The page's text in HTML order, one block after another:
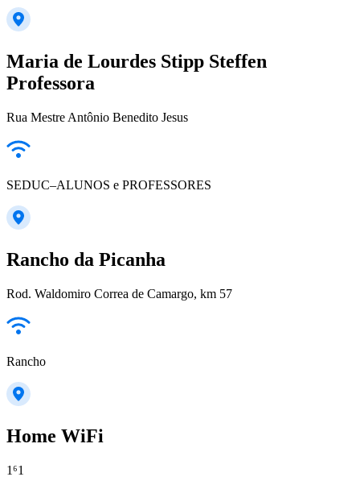
Maria de Lourdes Stipp Steffen
Professora
Rua Mestre Antônio Benedito Jesus
SEDUC–ALUNOS e PROFESSORES
Rancho da Picanha
Rod. Waldomiro Correa de Camargo, km 57
Rancho
Home WiFi
1⁶1